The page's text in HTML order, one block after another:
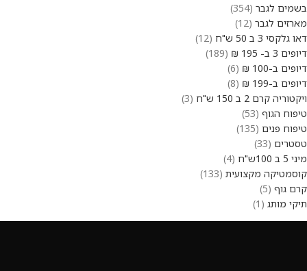
בשמים לגבר 354
מארזים לגבר 12
דאו גלקסי 3 ב 50 ש"ח
12
דיופים 3 ב- 195 ₪
189
דיופים ב-100 ₪
6
דיופים ב-199 ₪
8
ויקטוריה קרם 2 ב 150 ש"ח
3
טיפוח הגוף 53
טיפוח פנים 135
טסטרים 33
מיני 5 ב 100ש"ח
4
קוסמטיקה מקצועית 133
קרם גוף 5
תיקי מותג
1